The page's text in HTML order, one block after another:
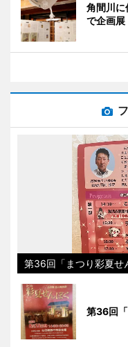
角間川
で企画展
第36回「まつり彩夏せ
第36回